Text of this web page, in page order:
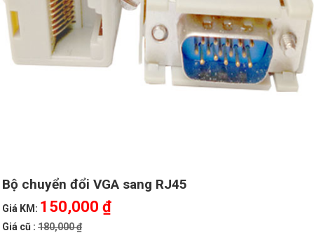
Bộ chuyển đổi VGA sang RJ45
Giá KM: 150,000 ₫
Giá cũ : 180,000 ₫